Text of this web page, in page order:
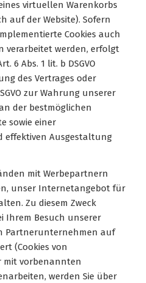
virtuellen Warenkorbs
auf der Website). Sofern
Cookies auch
verarbeitet werden, erfolgt
6 Abs. 1 lit. b DSGVO
des Vertrages oder
zur Wahrung unserer
der bestmöglichen
sowie einer
Ausgestaltung
mit Werbepartnern
unser Internetangebot für
Zu diesem Zweck
Ihrem Besuch unserer
Partnerunternehmen auf
(Cookies von
mit vorbenannten
werden Sie über